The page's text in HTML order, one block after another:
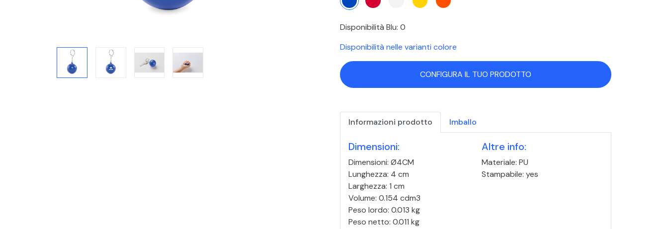
Disponibilità Blu: 0
Disponibilità nelle varianti colore
CONFIGURA IL TUO PRODOTTO
Informazioni prodotto Imballo
Dimensioni:
Dimensioni: Ø4CM
Lunghezza: 4 cm
Larghezza: 1 cm
Volume: 0.154 cdm3
Peso lordo: 0.013 kg
Peso netto: 0.011 kg
Altre info:
Materiale: PU
Stampabile: yes